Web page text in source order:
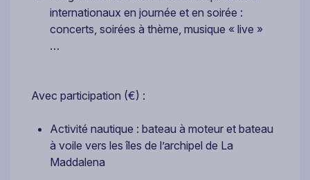
internationaux en journée et en soirée :
concerts, soirées à thème, musique « live »
…
Avec participation (€) :
Activité nautique : bateau à moteur et bateau
à voile vers les îles de l’archipel de La
Maddalena